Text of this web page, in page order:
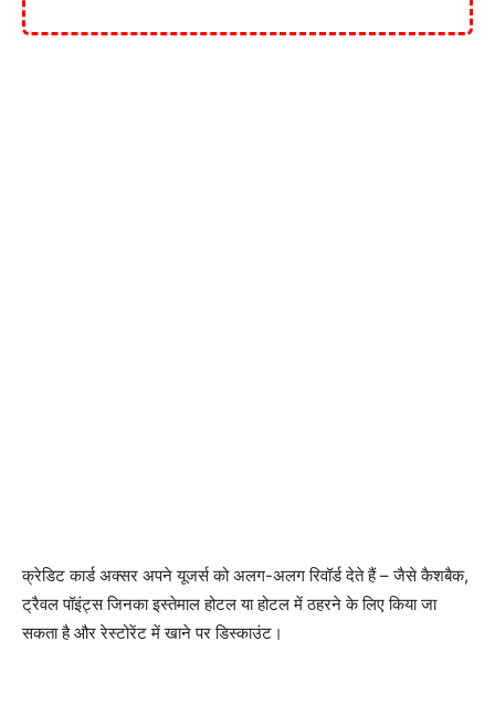
क्रेडिट कार्ड अक्सर अपने यूजर्स को अलग-अलग रिवॉर्ड देते हैं – जैसे कैशबैक,
ट्रैवल पॉइंट्स जिनका इस्तेमाल होटल या होटल में ठहरने के लिए किया जा
सकता है और रेस्टोरेंट में खाने पर डिस्काउंट।